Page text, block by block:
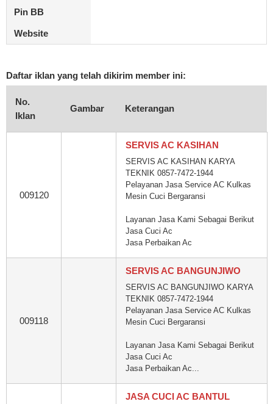
Pin BB
Website
Daftar iklan yang telah dikirim member ini:
No.
Iklan
Gambar Keterangan
009120
SERVIS AC KASIHAN
SERVIS AC KASIHAN KARYA
TEKNIK 0857-7472-1944
Pelayanan Jasa Service AC Kulkas
Mesin Cuci Bergaransi
Layanan Jasa Kami Sebagai Berikut
Jasa Cuci Ac
Jasa Perbaikan Ac
009118
SERVIS AC BANGUNJIWO
SERVIS AC BANGUNJIWO KARYA
TEKNIK 0857-7472-1944
Pelayanan Jasa Service AC Kulkas
Mesin Cuci Bergaransi
Layanan Jasa Kami Sebagai Berikut
Jasa Cuci Ac
Jasa Perbaikan Ac...
JASA CUCI AC BANTUL